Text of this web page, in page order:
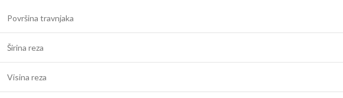
Površina travnjaka
Širina reza
Visina reza